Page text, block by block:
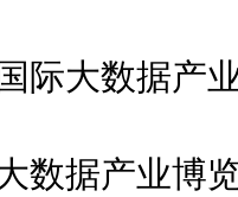
大数据产
据产业博览